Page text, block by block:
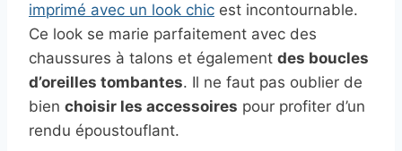
imprimé avec un look chic est incontournable.
Ce look se marie parfaitement avec des
chaussures à talons et également des boucles
d’oreilles tombantes. Il ne faut pas oublier de
bien choisir les accessoires pour profiter d’un
rendu époustouflant.